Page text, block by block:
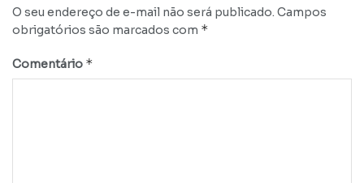
O seu endereço de e-mail não será publicado. Campos
obrigatórios são marcados com *
Comentário *